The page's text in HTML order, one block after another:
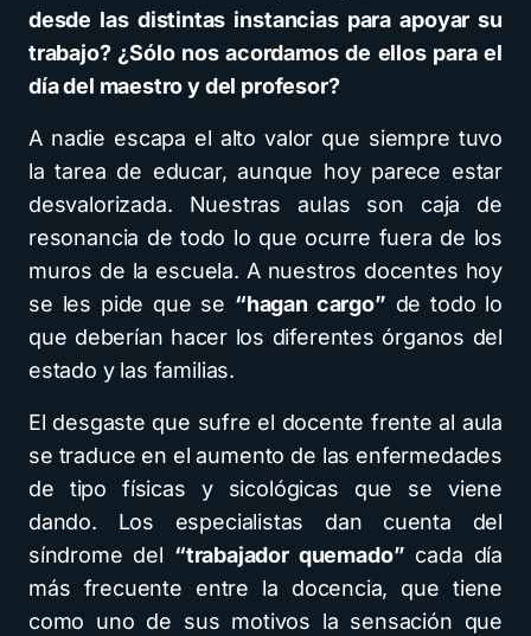
desde las distintas instancias para apoyar su
trabajo? ¿Sólo nos acordamos de ellos para el
día del maestro y del profesor?
A nadie escapa el alto valor que siempre tuvo
la tarea de educar, aunque hoy parece estar
desvalorizada. Nuestras aulas son caja de
resonancia de todo lo que ocurre fuera de los
muros de la escuela. A nuestros docentes hoy
se les pide que se “hagan cargo” de todo lo
que deberían hacer los diferentes órganos del
estado y las familias.
El desgaste que sufre el docente frente al aula
se traduce en el aumento de las enfermedades
de tipo físicas y sicológicas que se viene
dando. Los especialistas dan cuenta del
síndrome del “trabajador quemado” cada día
más frecuente entre la docencia, que tiene
como uno de sus motivos la sensación que